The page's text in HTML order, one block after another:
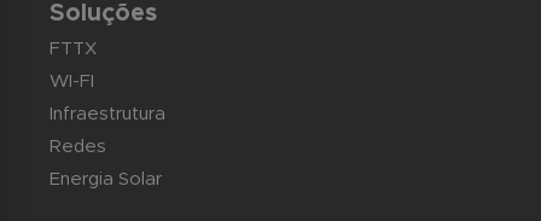
Soluções
FTTX
WI-FI
Infraestrutura
Redes
Energia Solar